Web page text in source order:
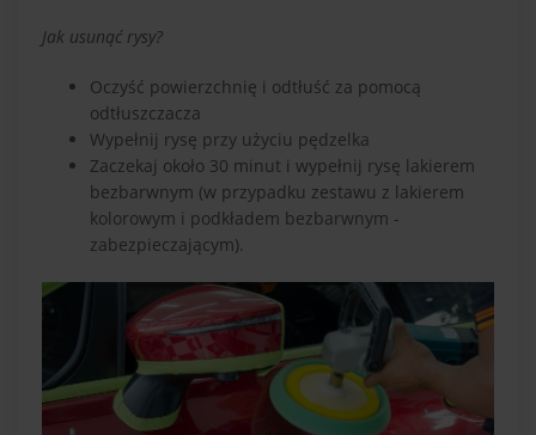
Jak usunąć rysy?
Oczyść powierzchnię i odtłuść za pomocą
odtłuszczacza
Wypełnij rysę przy użyciu pędzelka
Zaczekaj około 30 minut i wypełnij rysę lakierem
bezbarwnym (w przypadku zestawu z lakierem
kolorowym i podkładem bezbarwnym -
zabezpieczającym).